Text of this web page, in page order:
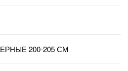
200-205 СМ